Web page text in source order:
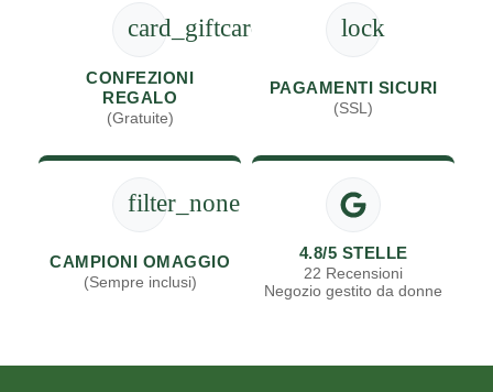
card_giftcard
CONFEZIONI
REGALO
(Gratuite)
lock
PAGAMENTI SICURI
(SSL)
filter_none
CAMPIONI OMAGGIO
(Sempre inclusi)
4.8/5 STELLE
22 Recensioni
Negozio gestito da donne